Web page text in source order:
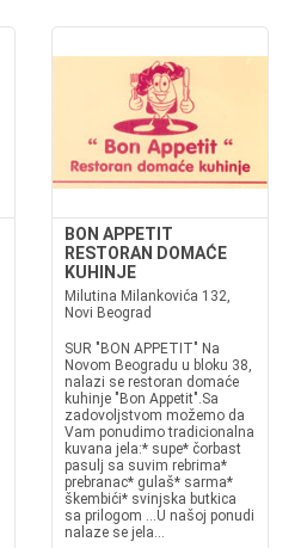
BON APPETIT
RESTORAN DOMAĆE
KUHINJE
Milutina Milankovića 132,
Novi Beograd
SUR "BON APPETIT" Na
Novom Beogradu u bloku 38,
nalazi se restoran domaće
kuhinje "Bon Appetit".Sa
zadovoljstvom možemo da
Vam ponudimo tradicionalna
kuvana jela:* supe* čorbast
pasulj sa suvim rebrima*
prebranac* gulaš* sarma*
škembići* svinjska butkica
sa prilogom ...U našoj ponudi
nalaze se jela...